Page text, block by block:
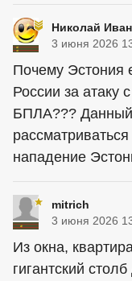
Николай
3 июня 2026
Почему Эстония
России за атаку
БПЛА???
нападение
mitrich
3 июня 2026
Из окна,
гигантский